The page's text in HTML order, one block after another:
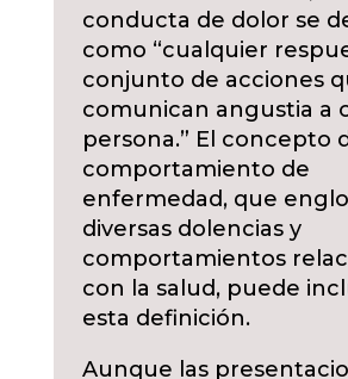
conducta de dolor se
como “cualquier
conjunto de acciones
comunican angustia a
persona.” El concepto
comportamiento de
enfermedad, que
diversas dolencias y
comportamientos
con la salud, puede
esta definición.
Aunque las